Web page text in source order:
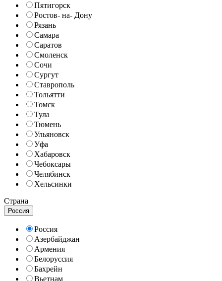
Пятигорск
Ростов- на- Дону
Рязань
Самара
Саратов
Смоленск
Сочи
Сургут
Ставрополь
Тольятти
Томск
Тула
Тюмень
Ульяновск
Уфа
Хабаровск
Чебоксары
Челябинск
Хельсинки
Страна
Россия
Россия
Азербайджан
Армения
Белоруссия
Бахрейн
Вьетнам